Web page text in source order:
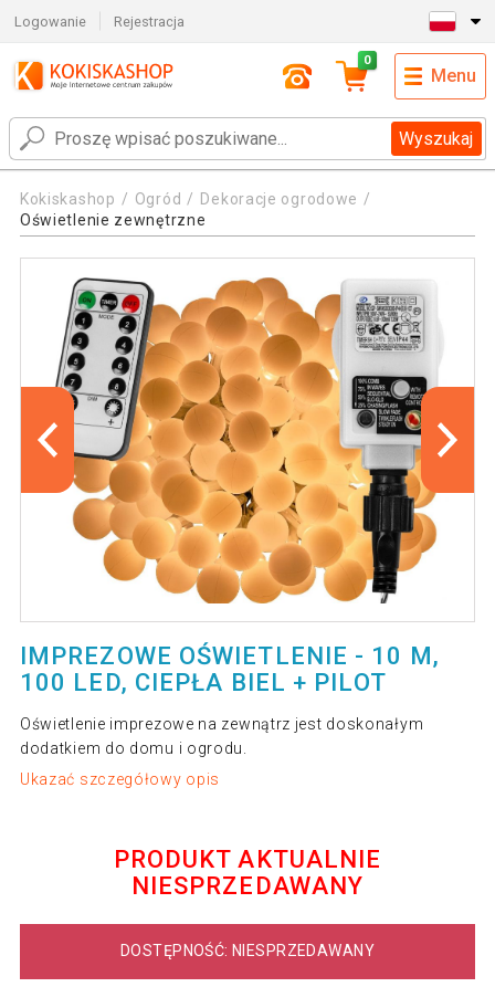
Logowanie Rejestracja
Wyszukaj
0
Menu
Kokiskashop Ogród
Dekoracje ogrodowe
Oświetlenie zewnętrzne
IMPREZOWE OŚWIETLENIE - 10 M,
100 LED, CIEPŁA BIEL + PILOT
Oświetlenie imprezowe na zewnątrz jest doskonałym
dodatkiem do domu i ogrodu.
Ukazać szczegółowy opis
PRODUKT AKTUALNIE
NIESPRZEDAWANY
DOSTĘPNOŚĆ: NIESPRZEDAWANY